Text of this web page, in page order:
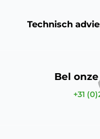
Technisch
Bel
+31